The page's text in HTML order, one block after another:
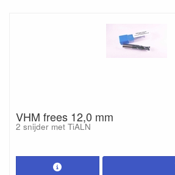
VHM frees 12,0 mm
2 snijder met TiALN